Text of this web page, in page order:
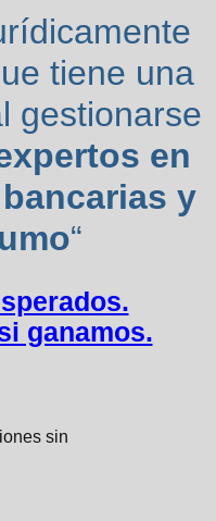
tiene una
gestionarse
en
y
“
ganamos.
sin